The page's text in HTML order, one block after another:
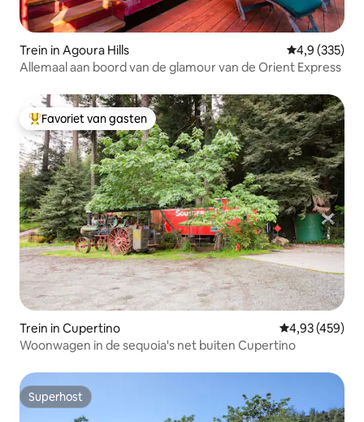
Trein in Agoura Hills Gemiddelde
4,9 (335)
Allemaal aan boord van de glamour van de Orient Express
Topfavoriet van gasten
Favoriet van gasten
Trein in Cupertino Gemiddelde
4,93 (459)
Woonwagen in de sequoia's net buiten Cupertino
Superhost
Superhost